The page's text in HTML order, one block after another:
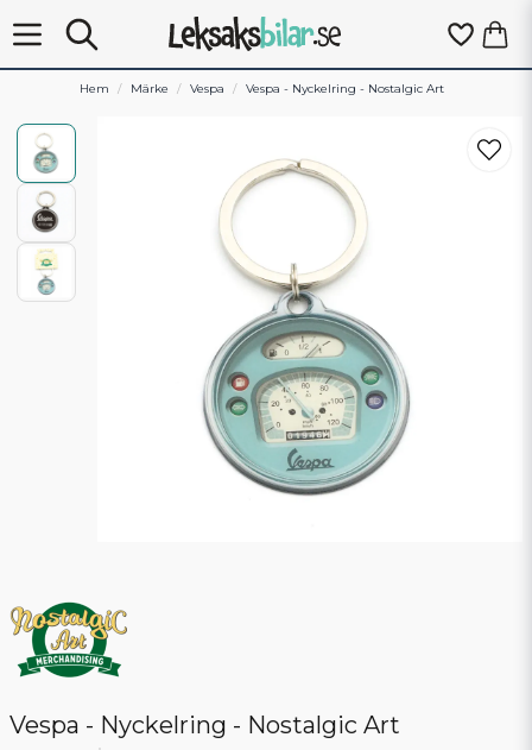
Hem Märke Vespa Vespa - Nyckelring - Nostalgic Art
Vespa - Nyckelring - Nostalgic Art